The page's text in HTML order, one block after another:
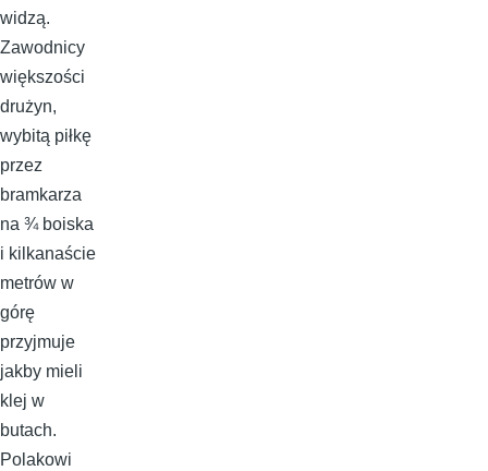
widzą.
Zawodnicy
większości
drużyn,
wybitą piłkę
przez
bramkarza
na ¾ boiska
i kilkanaście
metrów w
górę
przyjmuje
jakby mieli
klej w
butach.
Polakowi